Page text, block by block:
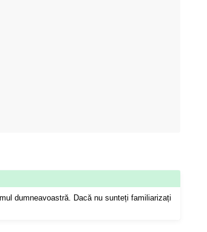
dumneavoastră. Dacă nu sunteți familiarizați